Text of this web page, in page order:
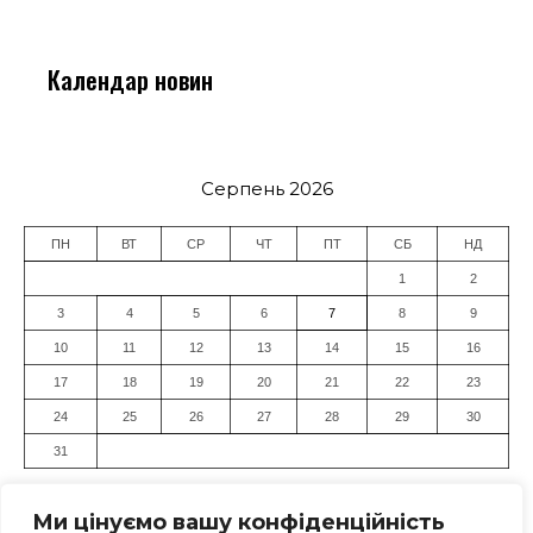
Ми цінуємо вашу конфіденційність
Календар новин
Серпень 2026
ПН ВТ СР ЧТ ПТ СБ НД
1 2
3 4 5 6 7 8 9
10 11 12 13 14 15 16
17 18 19 20 21 22 23
24 25 26 27 28 29 30
31